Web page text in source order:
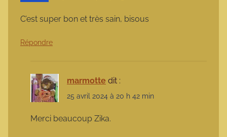
C’est super bon et très sain, bisous
Répondre
marmotte dit :
25 avril 2024 à 20 h 42 min
Merci beaucoup Zika.